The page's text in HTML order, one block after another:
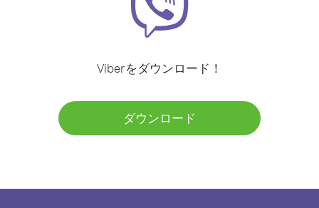
Viberをダウンロード！
ダウンロード